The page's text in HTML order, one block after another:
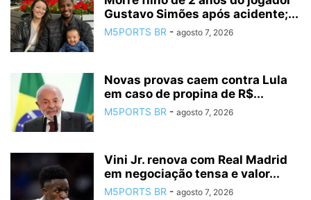
Gustavo Simões após acidente;...
M5PORTS BR - agosto 7, 2026
Novas provas caem contra Lula
em caso de propina de R$...
M5PORTS BR - agosto 7, 2026
Vini Jr. renova com Real Madrid
em negociação tensa e valor...
M5PORTS BR - agosto 7, 2026